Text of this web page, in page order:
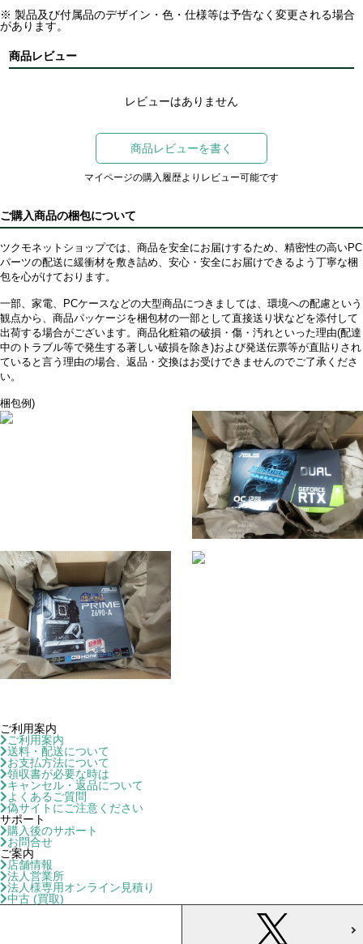
※ 製品及び付属品のデザイン・色・仕様等は予告なく変更される場合
があります。
商品レビュー
レビューはありません
商品レビューを書く
マイページの購入履歴よりレビュー可能です
ご購入商品の梱包について
ツクモネットショップでは、商品を安全にお届けするため、精密性の高いPC
パーツの配送に緩衝材を敷き詰め、安心・安全にお届けできるよう丁寧な梱
包を心がけております。
一部、家電、PCケースなどの大型商品につきましては、環境への配慮という
観点から、商品パッケージを梱包材の一部として直接送り状などを添付して
出荷する場合がございます。商品化粧箱の破損・傷・汚れといった理由(配達
中のトラブル等で発生する著しい破損を除き)および発送伝票等が直貼りされ
ていると言う理由の場合、返品・交換はお受けできませんのでご了承くださ
い。
梱包例)
ご利用案内
ご利用案内
送料・配送について
お支払方法について
領収書が必要な時は
キャンセル・返品について
よくあるご質問
偽サイトにご注意ください
サポート
購入後のサポート
お問合せ
ご案内
店舗情報
法人営業所
法人様専用オンライン見積り
中古 (買取)